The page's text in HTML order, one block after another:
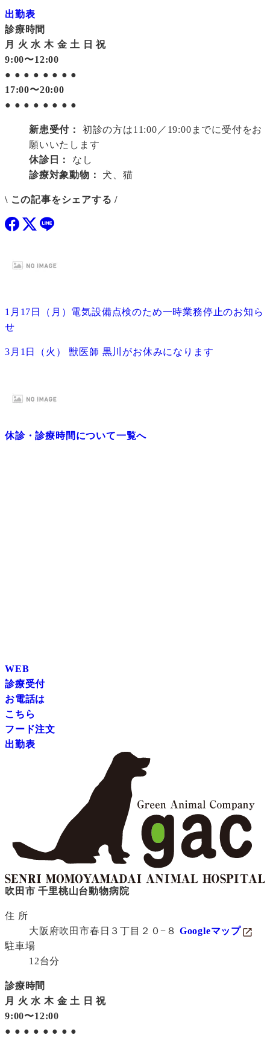
出勤表
診療時間
月
火 水 木 金 土 日 祝
9:00〜12:00
● ● ● ● ● ● ● ●
17:00〜20:00
● ● ● ● ● ● ● ●
新患受付：
初診の方は11:00／19:00までに受付をお
願いいたします
休診日：
なし
診療対象動物：
犬、猫
\ この記事をシェアする /
1月17日（月）電気設備点検のため一時業務停止のお知ら
せ
3月1日（火） 獣医師 黒川がお休みになります
休診・診療時間について一覧へ
WEB
診療受付
お電話は
こちら
フード注文
出勤表
吹田市 千里桃山台動物病院
住 所
大阪府吹田市春日３丁目２０−８ Googleマップ
駐車場
12台分
診療時間
月
火 水 木 金 土 日 祝
9:00〜12:00
● ● ● ● ● ● ● ●